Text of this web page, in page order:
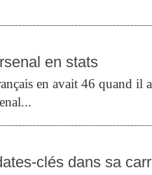
en stats
en avait 46 quand il
clés dans sa